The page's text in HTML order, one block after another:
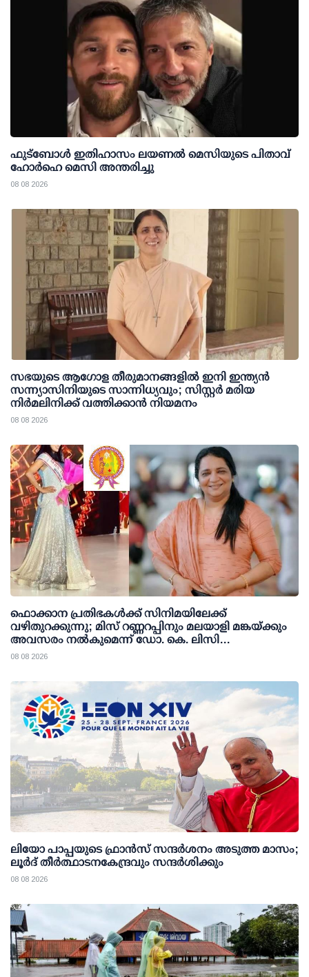
ഫുട്ബോൾ ഇതിഹാസം ലയണൽ മെസിയുടെ പിതാവ്
ഹോർഹെ മെസി അന്തരിച്ചു
08 08 2026
സഭയുടെ ആഗോള തീരുമാനങ്ങളിൽ ഇനി ഇന്ത്യൻ
സന്ന്യാസിനിയുടെ സാന്നിധ്യവും; സിസ്റ്റർ മരിയ
നിർമലിനിക്ക് വത്തിക്കാൻ നിയമനം
08 08 2026
ഫൊക്കാന പ്രതിഭകള്‍ക്ക് സിനിമയിലേക്ക്
വഴിതുറക്കുന്നു; മിസ് റണ്ണറപ്പിനും മലയാളി മങ്കയ്ക്കും
അവസരം നല്‍കുമെന്ന് ഡോ. കെ. ലിസി
ഫെര്‍ണാണ്ടസ്
08 08 2026
ലിയോ പാപ്പയുടെ ഫ്രാൻസ് സന്ദർശനം അടുത്ത മാസം;
ലൂർദ് തീർത്ഥാടനകേന്ദ്രവും സന്ദർശിക്കും
08 08 2026